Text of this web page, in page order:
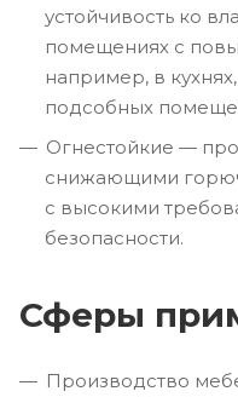
устойчивость ко
помещениях с
например, в
подсобных
Огнестойкие —
снижающими
с высокими
безопасности.
Сферы
Производство